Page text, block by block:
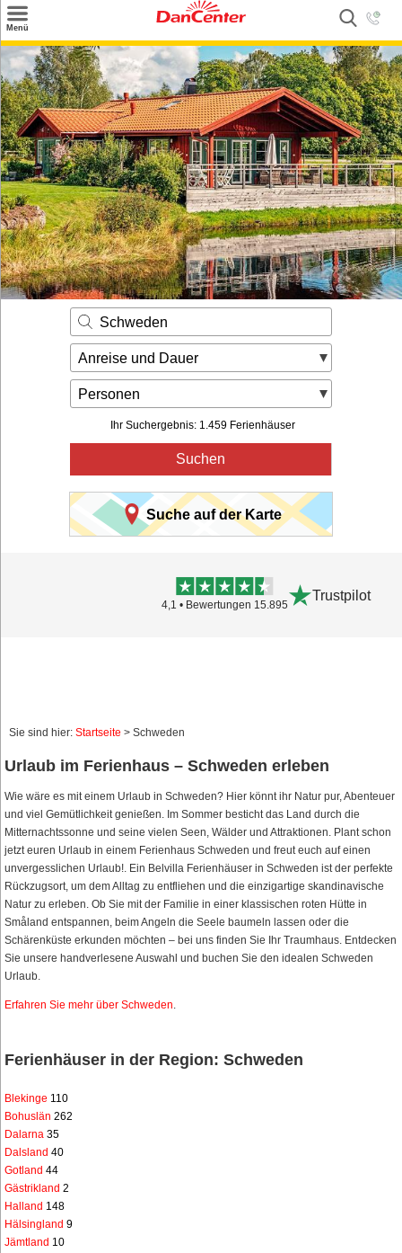
Menü
Suchen
Urlaubsziele
Weitere Urlaubsziele
Angebote
Inspiration
Kontakt
Gut zu wissen
Login
Schweden
Anreise und Dauer
Personen
Ihr Suchergebnis: 1.459 Ferienhäuser
Suchen
Suche auf der Karte
4,0
Sie sind hier: Startseite > Schweden
Urlaub im Ferienhaus – Schweden erleben
Wie wäre es mit einem Urlaub in Schweden? Hier könnt ihr Natur pur, Abenteuer
und viel Gemütlichkeit genießen. Im Sommer besticht das Land durch die
Mitternachtssonne und seine vielen Seen, Wälder und Attraktionen. Plant schon
jetzt euren Urlaub in einem Ferienhaus Schweden und freut euch auf einen
unvergesslichen Urlaub!. Ein Belvilla Ferienhäuser in Schweden ist der perfekte
Rückzugsort, um dem Alltag zu entfliehen und die einzigartige skandinavische
Natur zu erleben. Ob Sie mit der Familie in einer klassischen roten Hütte in
Småland entspannen, beim Angeln die Seele baumeln lassen oder die
Schärenküste erkunden möchten – bei uns finden Sie Ihr Traumhaus. Entdecken
Sie unsere handverlesene Auswahl und buchen Sie den idealen Schweden
Urlaub.
Erfahren Sie mehr über Schweden.
Ferienhäuser in der Region: Schweden
Blekinge 110
Bohuslän 262
Dalarna 35
Dalsland 40
Gotland 44
Gästrikland 2
Halland 148
Hälsingland 9
Jämtland 10